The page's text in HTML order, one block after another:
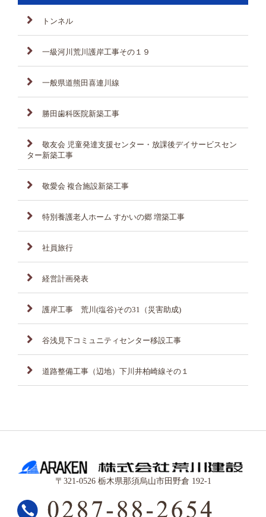
トンネル
一級河川荒川護岸工事その１９
一般県道熊田喜連川線
勝田歯科医院新築工事
敬友会 児童発達支援センター・放課後デイサービスセン
ター新築工事
敬愛会 複合施設新築工事
特別養護老人ホーム すかいの郷 増築工事
社員旅行
経営計画発表
護岸工事 荒川(塩谷)その31（災害助成)
谷浅見下コミュニティセンター移設工事
道路整備工事（辺地）下川井柏崎線その１
〒321-0526 栃木県那須烏山市田野倉 192-1